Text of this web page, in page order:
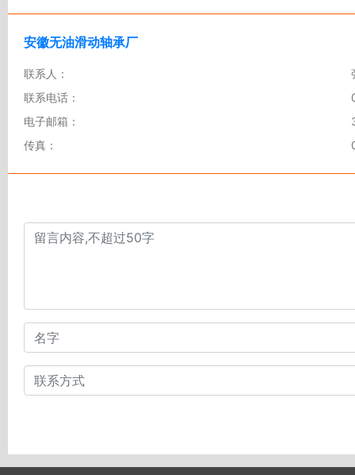
安徽无油滑动轴承厂
联系人：
联系电话：
电子邮箱：
传真：